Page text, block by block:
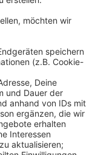
läuft
war in
von
Aufzug. Er
laut einer